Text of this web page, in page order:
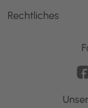
Rechtliches